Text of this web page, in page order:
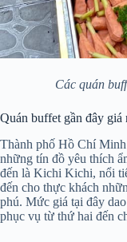
Các quán
Quán buffet gần đây giá
Thành phố Hồ Chí
những tín đồ yêu thích
đến là Kichi Kichi, nổi
đến cho thực khách
phú. Mức giá tại đây
phục vụ từ thứ hai đến